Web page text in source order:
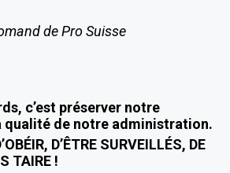
de Pro Suisse
c’est préserver notre
qualité de notre administration.
D’ÊTRE SURVEILLÉS, DE
TAIRE !